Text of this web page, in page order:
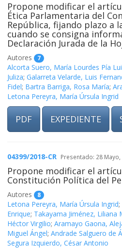
Propone modificar el
Ética Parlamentaria del
República, fijando plazo a
cuando se consigna
Declaración Jurada de la
Autores 7
Alcorta Suero, María Lourdes Pía
Juliza; Galarreta Velarde, Luis
Fidel; Bartra Barriga, Rosa María;
Letona Pereyra, María Úrsula Ingrid
PDF EXPEDIENTE
04399/2018-CR Presentado: 28 Mayo,
Propone modificar el
Constitución Política del
Autores 8
Letona Pereyra, María Úrsula Ingrid;
Enrique; Takayama Jiménez, Liliana
Héctor Virgilio; Aramayo Gaona,
Miguel Ángel; Andrade Salguero de
Segura Izquierdo, César Antonio